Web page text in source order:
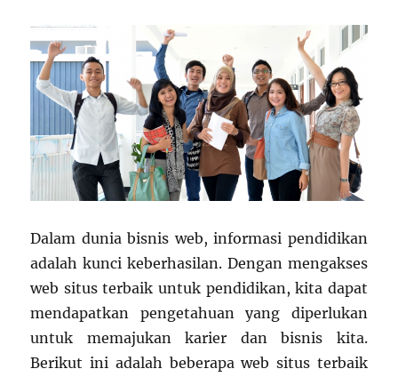
Dalam dunia bisnis web, informasi pendidikan
adalah kunci keberhasilan. Dengan mengakses
web situs terbaik untuk pendidikan, kita dapat
mendapatkan pengetahuan yang diperlukan
untuk memajukan karier dan bisnis kita.
Berikut ini adalah beberapa web situs terbaik